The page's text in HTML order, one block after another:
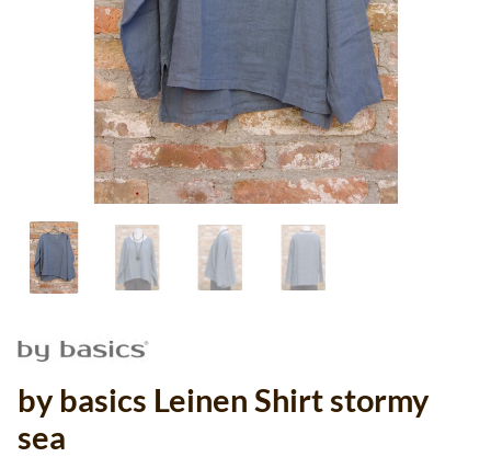
by basics Leinen Shirt stormy
sea